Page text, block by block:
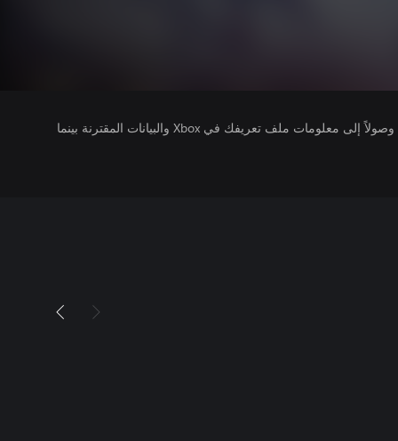
يتلقى ناشرو الألعاب التي تقوم بتشغيلها وصولاً إلى معلومات ملف تعريفك في Xbox والبيانات المقترنة بينما